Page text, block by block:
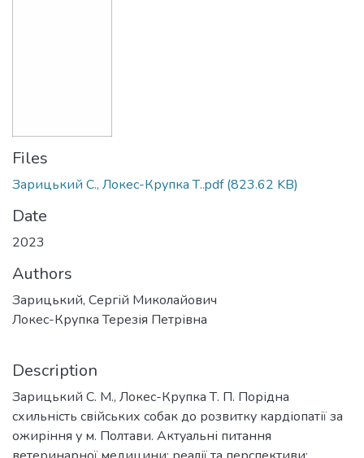
Files
Зарицький С., Локес-Крупка Т..pdf(823.62 KB)
Date
2023
Authors
Зарицький, Сергій Миколайович
Локес-Крупка Терезія Петрівна
Description
Зарицький С. М., Локес-Крупка Т. П. Порідна
схильність свійських собак до розвитку кардіопатії за
ожиріння у м. Полтави. Актуальні питання